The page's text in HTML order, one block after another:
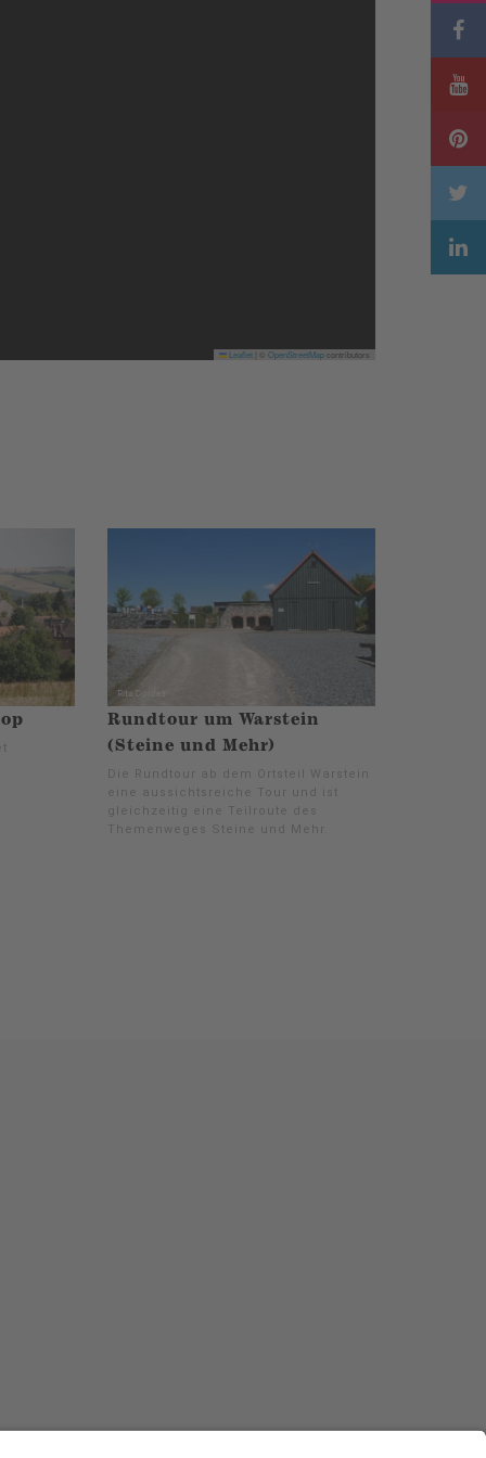
Leaflet OpenStreetMapcontributors
Rundtour um Warstein
(Steine und Mehr)
Die Rundtour ab dem Ortsteil Warstein ist
eine aussichtsreiche Tour und ist
gleichzeitig eine Teilroute des
Themenweges Steine und Mehr.